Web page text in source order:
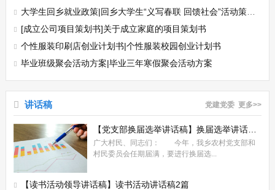
大学生回乡就业政策|回乡大学生“义写春联 回馈社会”活动策划书
[成立公司项目策划书]关于成立家庭的项目策划书
个性服装印刷店创业计划书|个性服装校园创业计划书
毕业班级聚会活动方案|毕业三年寒假聚会活动方案
讲话稿 更多>>
党建党委
【党支部换届选举讲话稿】换届选举讲话稿2篇
广大村民、同志们： 今年，我乡农村党支部和
村民委员会任期届满，要进行换届选...
【读书活动领导讲话稿】读书活动讲话稿2篇